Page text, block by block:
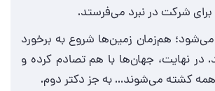
برای شرکت در نبرد می‌فرستد.
می‌شود؛ هم‌زمان زمین‌ها شروع به برخورد
در نهایت، جهان‌ها با هم تصادم کرده و
کشته می‌شوند… به جز دکتر دوم.